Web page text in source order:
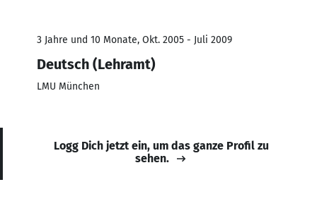
3 Jahre und 10 Monate, Okt. 2005 - Juli 2009
Deutsch (Lehramt)
LMU München
Logg Dich jetzt ein, um das ganze Profil zu
sehen.